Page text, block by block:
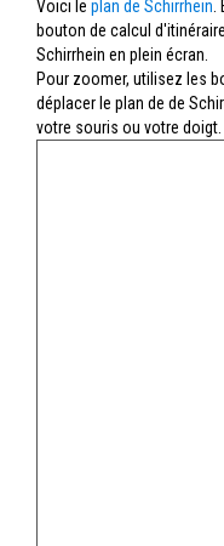
Voici le plan de Schirrhein
bouton de calcul
Schirrhein en plein écran.
Pour zoomer, utilisez les
déplacer le plan de de
votre souris ou votre doigt.